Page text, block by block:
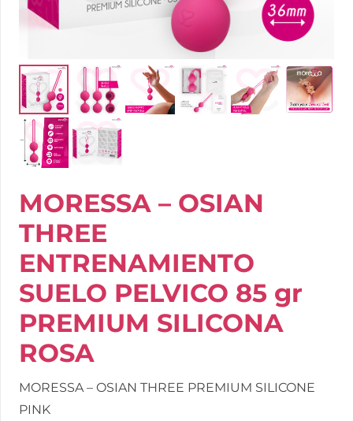
MORESSA – OSIAN
THREE
ENTRENAMIENTO
SUELO PELVICO 85 gr
PREMIUM SILICONA
ROSA
MORESSA – OSIAN THREE PREMIUM SILICONE
PINK